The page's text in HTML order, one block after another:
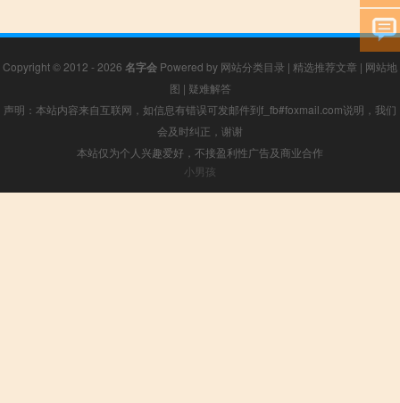
Copyright © 2012 - 2026 名字会 Powered by 网站分类目录 | 精选推荐文章 | 网站地
图 | 疑难解答
声明：本站内容来自互联网，如信息有错误可发邮件到f_fb#foxmail.com说明，我们
会及时纠正，谢谢
本站仅为个人兴趣爱好，不接盈利性广告及商业合作
小男孩